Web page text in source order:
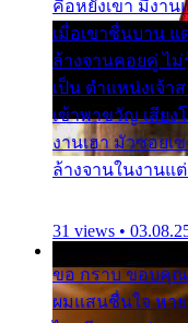
คือหยังเขา มีงาน
เมื่อเขาชื่นบาน แ
ล้างจานคอยคู่ ไม่
เป็น ตำแหน่งเจ้า
เข้าพาขวัญ เสียง
งานเฮา มัวซอยเ
ล้างจานในงานแต่
31 views •
ขอ กราบ ขอบคุณ
ผมแสนชื่นใจ หาย